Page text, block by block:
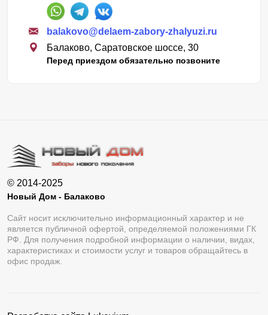
balakovo@delaem-zabory-zhalyuzi.ru
Балаково, Саратовское шоссе, 30
Перед приездом обязательно позвоните
© 2014-2025
Новый Дом - Балаково
Сайт носит исключительно информационный характер и не
является публичной офертой, определяемой положениями ГК
РФ. Для получения подробной информации о наличии, видах,
характеристиках и стоимости услуг и товаров обращайтесь в
офис продаж.